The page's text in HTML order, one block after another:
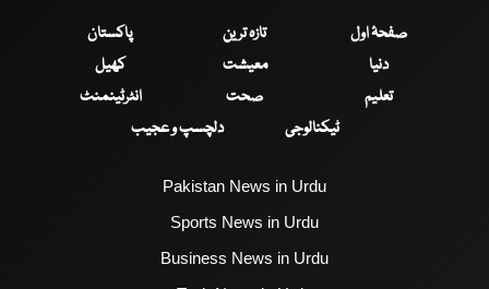
صفحۂ اول تازہ ترین
پاکستان
دنیا
معیشت
کھیل
تعلیم
صحت
انٹرٹینمنٹ
ٹیکنالوجی
دلچسپ و عجیب
Pakistan News in Urdu
Sports News in Urdu
Business News in Urdu